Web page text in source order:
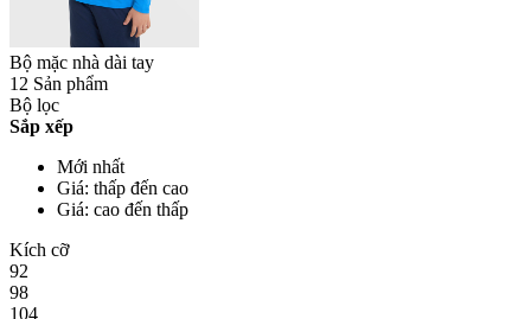
Bộ mặc nhà dài tay
12 Sản phẩm
Bộ lọc
Sắp xếp
Mới nhất
Giá: thấp đến cao
Giá: cao đến thấp
Kích cỡ
92
98
104